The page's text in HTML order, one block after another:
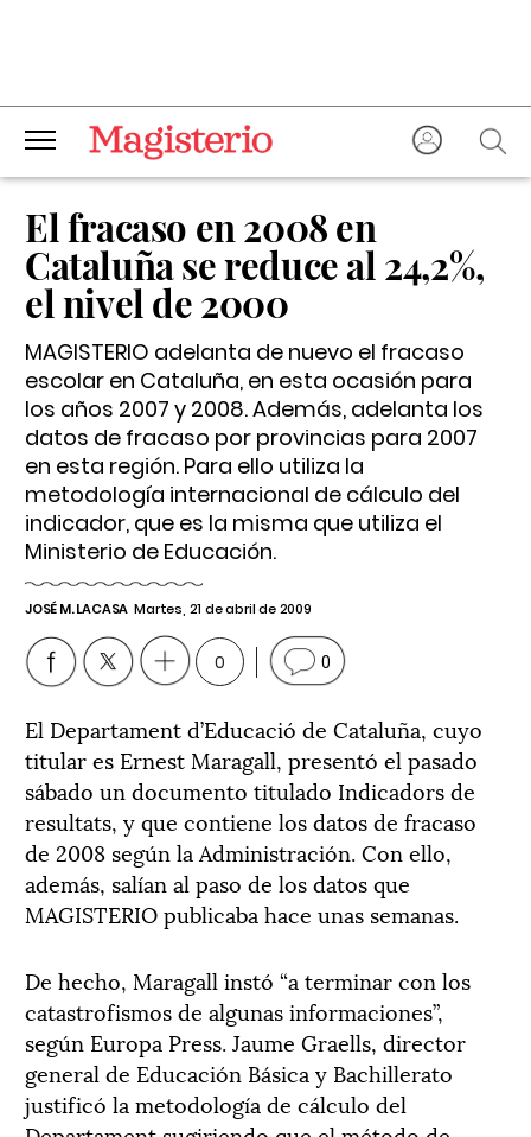
El fracaso en 2008 en
Cataluña se reduce al 24,2%,
el nivel de 2000
MAGISTERIO adelanta de nuevo el fracaso
escolar en Cataluña, en esta ocasión para
los años 2007 y 2008. Además, adelanta los
datos de fracaso por provincias para 2007
en esta región. Para ello utiliza la
metodología internacional de cálculo del
indicador, que es la misma que utiliza el
Ministerio de Educación.
JOSÉ M. LACASA Martes, 21 de abril de 2009
0 0
El Departament d’Educació de Cataluña, cuyo
titular es Ernest Maragall, presentó el pasado
sábado un documento titulado Indicadors de
resultats, y que contiene los datos de fracaso
de 2008 según la Administración. Con ello,
además, salían al paso de los datos que
MAGISTERIO publicaba hace unas semanas.
De hecho, Maragall instó “a terminar con los
catastrofismos de algunas informaciones”,
según Europa Press. Jaume Graells, director
general de Educación Básica y Bachillerato
justificó la metodología de cálculo del